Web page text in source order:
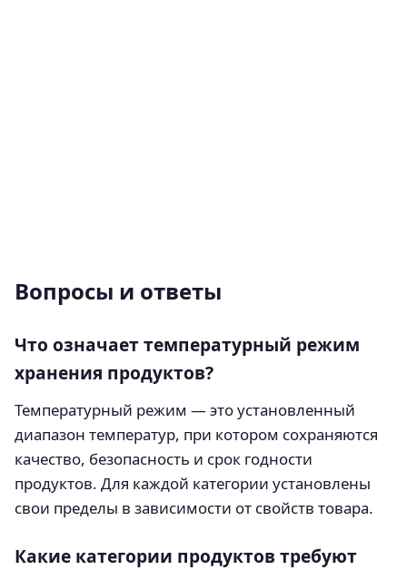
Вопросы и ответы
Что означает температурный режим
хранения продуктов?
Температурный режим — это установленный
диапазон температур, при котором сохраняются
качество, безопасность и срок годности
продуктов. Для каждой категории установлены
свои пределы в зависимости от свойств товара.
Какие категории продуктов требуют